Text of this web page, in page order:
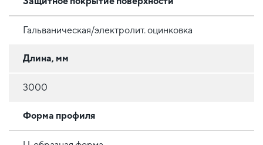
Гальваническая/электролит. оцинковка
Длина, мм
3000
Форма профиля